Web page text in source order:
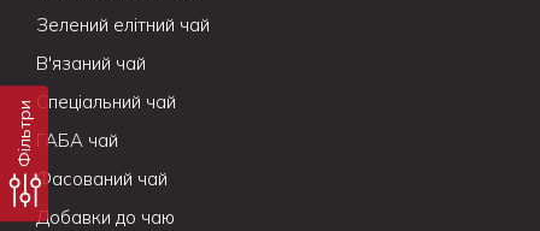
Фільтри
Зелений елітний чай
В'язаний чай
Спеціальний чай
ГАБА чай
Фасований чай
Добавки до чаю